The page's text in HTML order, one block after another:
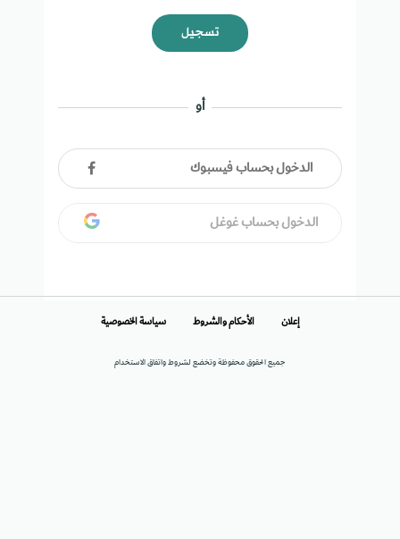
تسجيل
أو
الدخول بحساب فيسبوك
الدخول بحساب غوغل
جميع الحقوق محفوظة وتخضع لشروط واتفاق الاستخدام
إعلان الأحكام والشروط سياسة الخصوصية